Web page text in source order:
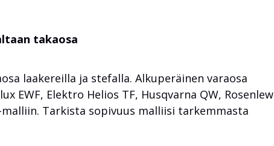
takaosa
laakereilla ja stefalla. Alkuperäinen varaosa
EWF, Elektro Helios TF, Husqvarna QW, Rosenlew
-malliin. Tarkista sopivuus malliisi tarkemmasta